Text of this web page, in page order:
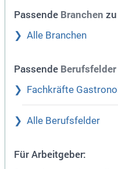
Passende Branchen
Alle Branchen
Passende Berufsfelder
Fachkräfte
Alle Berufsfelder
Für Arbeitgeber: